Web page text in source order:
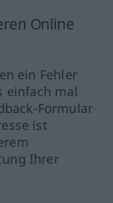
Online
ein Fehler
einfach mal
Formular
ist
Ihrer